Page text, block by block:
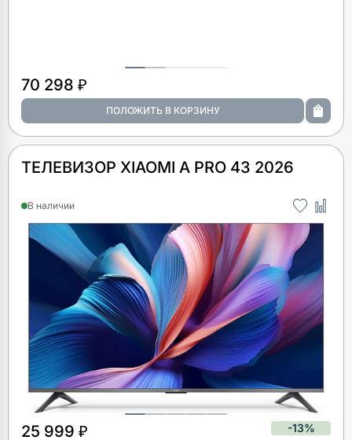
70 298 ₽
ТЕЛЕВИЗОР XIAOMI A PRO 43 2026
В наличии
25 999 ₽
-13%